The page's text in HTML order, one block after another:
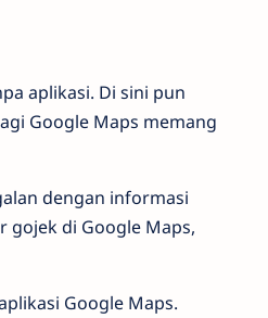
aplikasi. Di sini pun
Google Maps memang
dengan informasi
gojek di Google Maps,
Google Maps.